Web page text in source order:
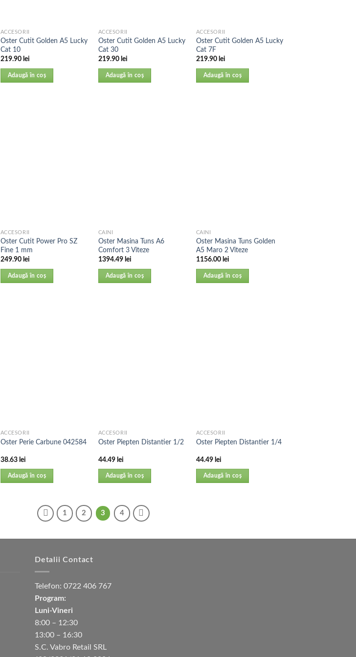
ACCESORII
Oster Cutit Golden A5 Lucky
Cat 10
219.90 lei
Adaugă în coș
ACCESORII
Oster Cutit Golden A5 Lucky
Cat 30
219.90 lei
Adaugă în coș
ACCESORII
Oster Cutit Golden A5 Lucky
Cat 7F
219.90 lei
Adaugă în coș
ACCESORII
Oster Cutit Power Pro SZ
Fine 1 mm
249.90 lei
Adaugă în coș
CAINI
Oster Masina Tuns A6
Comfort 3 Viteze
1394.49 lei
Adaugă în coș
CAINI
Oster Masina Tuns Golden
A5 Maro 2 Viteze
1156.00 lei
Adaugă în coș
ACCESORII
Oster Perie Carbune 042584
38.63 lei
Adaugă în coș
ACCESORII
Oster Piepten Distantier 1/2
44.49 lei
Adaugă în coș
ACCESORII
Oster Piepten Distantier 1/4
44.49 lei
Adaugă în coș
1 2 3 4
Detalii Contact
Telefon: 0722 406 767
Program:
Luni-Vineri
8:00 – 12:30
13:00 – 16:30
S.C. Vabro Retail SRL